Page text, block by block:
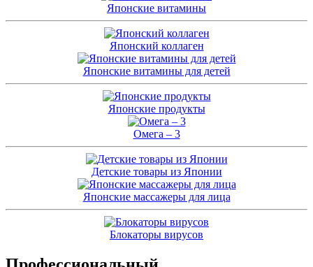
Японские витамины
Японский коллаген
Японские витамины для детей
Японские продукты
Омега – 3
Детские товары из Японии
Японские массажеры для лица
Блокаторы вирусов